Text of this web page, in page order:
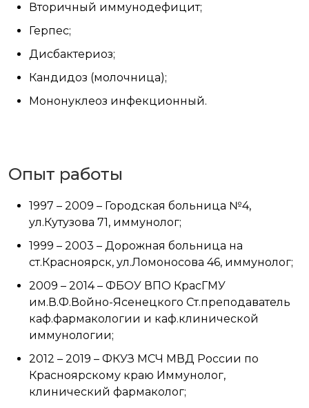
Вторичный иммунодефицит;
Герпес;
Дисбактериоз;
Кандидоз (молочница);
Мононуклеоз инфекционный.
Опыт работы
1997 – 2009 – Городская больница №4,
ул.Кутузова 71, иммунолог;
1999 – 2003 – Дорожная больница на
ст.Красноярск, ул.Ломоносова 46, иммунолог;
2009 – 2014 – ФБОУ ВПО КрасГМУ
им.В.Ф.Войно-Ясенецкого Ст.преподаватель
каф.фармакологии и каф.клинической
иммунологии;
2012 – 2019 – ФКУЗ МСЧ МВД России по
Красноярскому краю Иммунолог,
клинический фармаколог;